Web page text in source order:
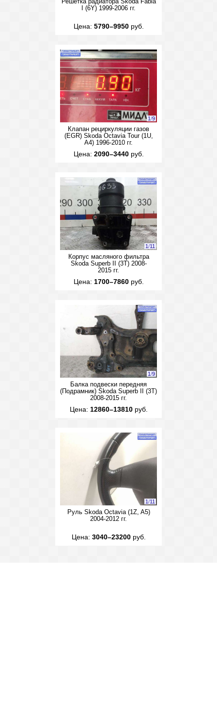
Решетка радиатора Skoda Fabia
I (6Y) 1999-2006 гг.
Цена: 5790–9950руб.
1/9
Клапан рециркуляции газов
(EGR) Skoda Octavia Tour (1U,
A4) 1996-2010 гг.
Цена: 2090–3440руб.
1/11
Корпус масляного фильтра
Skoda Superb II (3T) 2008-
2015 гг.
Цена: 1700–7860руб.
1/9
Балка подвески передняя
(Подрамник) Skoda Superb II (3T)
2008-2015 гг.
Цена: 12860–13810руб.
1/11
Руль Skoda Octavia (1Z, A5)
2004-2012 гг.
Цена: 3040–23200руб.